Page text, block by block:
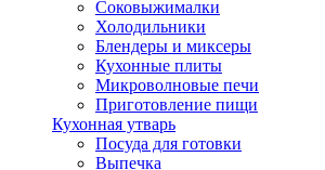
Соковыжималки
Холодильники
Блендеры и миксеры
Кухонные плиты
Микроволновые печи
Приготовление пищи
Кухонная утварь
Посуда для готовки
Выпечка